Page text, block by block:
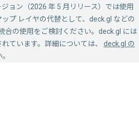
ョン（2026 年 5 月リリース）では使用
プ レイヤの代替として、deck.gl などの
合の使用をご検討ください。deck.gl には
ています。詳細については、 deck.gl の